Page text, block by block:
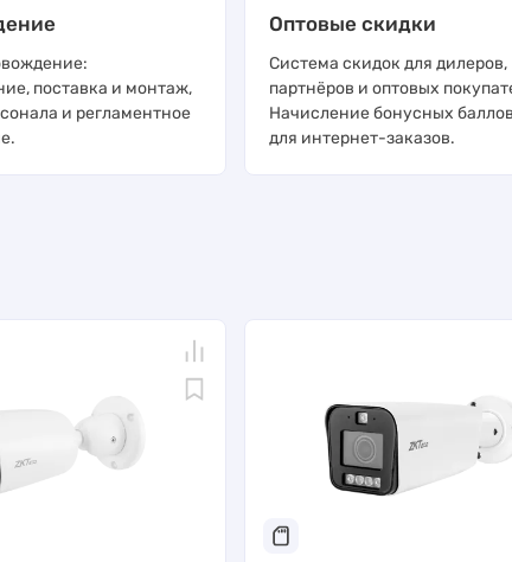
поставка и монтаж,
и регламентное
Оптовые скидки
Система скидок для дилеров,
партнёров и оптовых
Начисление бонусных баллов
для интернет-заказов.